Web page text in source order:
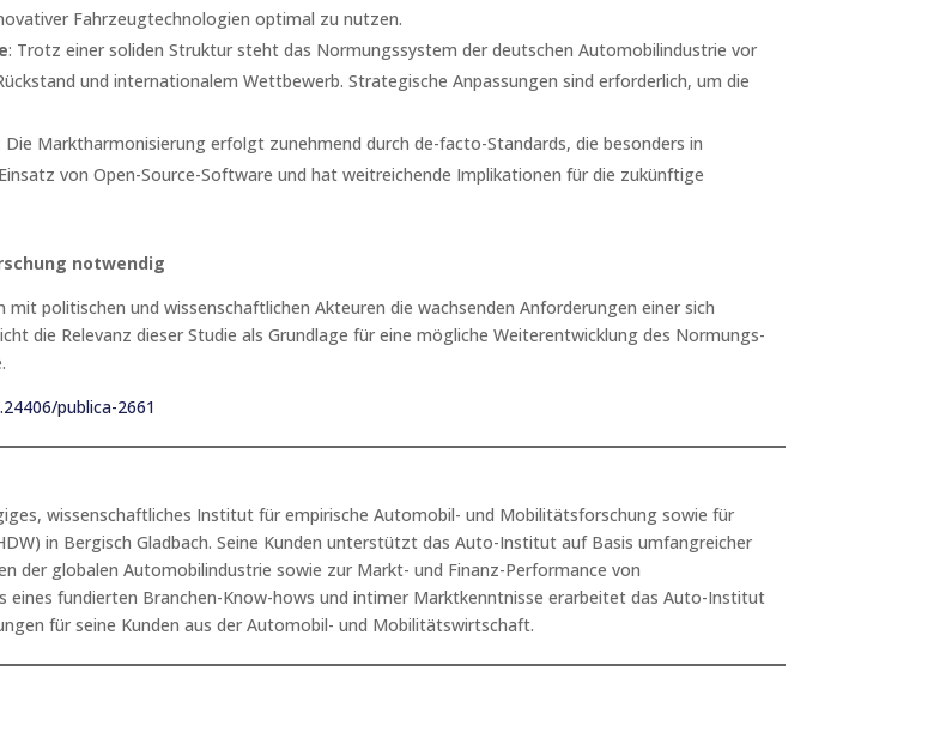
Fahrzeugtechnologien optimal zu nutzen.
: Trotz einer soliden Struktur steht das Normungssystem der deutschen Automobilindustrie vor
und internationalem Wettbewerb. Strategische Anpassungen sind erforderlich, um die
Die Marktharmonisierung erfolgt zunehmend durch de-facto-Standards, die besonders in
von Open-Source-Software und hat weitreichende Implikationen für die zukünftige
notwendig
politischen und wissenschaftlichen Akteuren die wachsenden Anforderungen einer sich
die Relevanz dieser Studie als Grundlage für eine mögliche Weiterentwicklung des Normungs-
publica-2661
wissenschaftliches Institut für empirische Automobil- und Mobilitätsforschung sowie für
in Bergisch Gladbach. Seine Kunden unterstützt das Auto-Institut auf Basis umfangreicher
der globalen Automobilindustrie sowie zur Markt- und Finanz-Performance von
fundierten Branchen-Know-hows und intimer Marktkenntnisse erarbeitet das Auto-Institut
für seine Kunden aus der Automobil- und Mobilitätswirtschaft.